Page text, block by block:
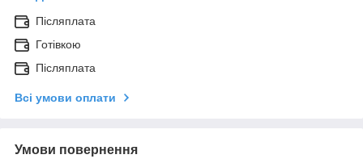
Післяплата
Готівкою
Післяплата
Всі умови оплати
Умови повернення